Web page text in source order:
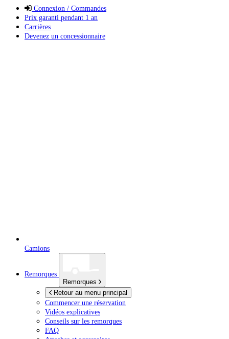
Connexion / Commandes
Prix garanti pendant 1 an
Carrières
Devenez un concessionnaire
Camions
Remorques
Remorques
Retour au menu principal
Commencer une réservation
Vidéos explicatives
Conseils sur les remorques
FAQ